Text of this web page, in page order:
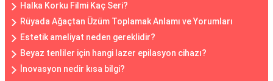
Halka Korku Filmi Kaç Seri?
Rüyada Ağaçtan Üzüm Toplamak Anlamı ve Yorumları
Estetik ameliyat neden gereklidir?
Beyaz tenliler için hangi lazer epilasyon cihazı?
İnovasyon nedir kısa bilgi?